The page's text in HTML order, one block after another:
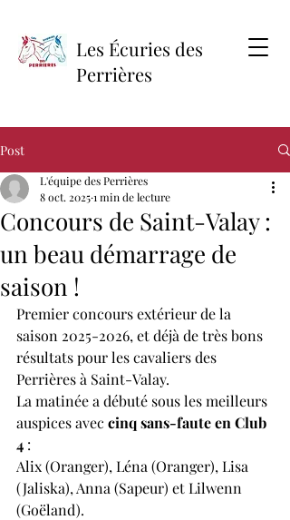
Les Écuries des
Perrières
Post
Concours de Saint-Valay :
un beau démarrage de
saison !
L'équipe des Perrières
8 oct. 20251 min de lecture
Premier concours extérieur de la
saison 2025-2026, et déjà de très bons
résultats pour les cavaliers des
Perrières à Saint-Valay.
La matinée a débuté sous les meilleurs
auspices avec cinq sans-faute en Club
4 :
Alix (Oranger), Léna (Oranger), Lisa
(Jaliska), Anna (Sapeur) et Lilwenn
(Goëland).